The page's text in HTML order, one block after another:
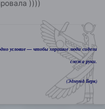
))))
условие — чтобы хорошие люди сидели
сложа руки.
(Эдмунд Берк)